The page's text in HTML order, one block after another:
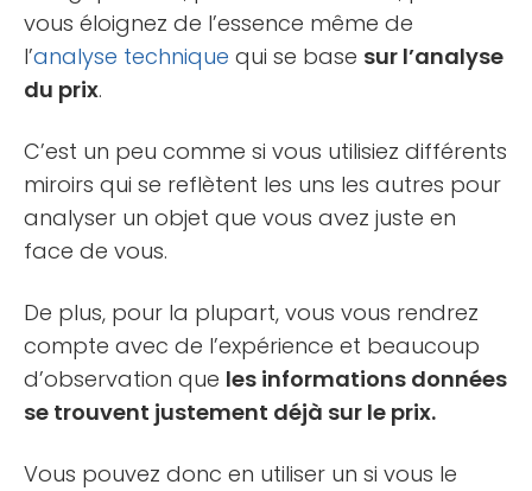
vous éloignez de l’essence même de
l’analyse technique qui se base sur l’analyse
du prix.
C’est un peu comme si vous utilisiez différents
miroirs qui se reflètent les uns les autres pour
analyser un objet que vous avez juste en
face de vous.
De plus, pour la plupart, vous vous rendrez
compte avec de l’expérience et beaucoup
d’observation que les informations données
se trouvent justement déjà sur le prix.
Vous pouvez donc en utiliser un si vous le